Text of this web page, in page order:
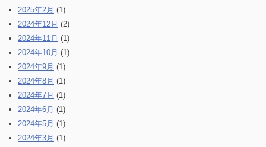
2025年2月 (1)
2024年12月 (2)
2024年11月 (1)
2024年10月 (1)
2024年9月 (1)
2024年8月 (1)
2024年7月 (1)
2024年6月 (1)
2024年5月 (1)
2024年3月 (1)